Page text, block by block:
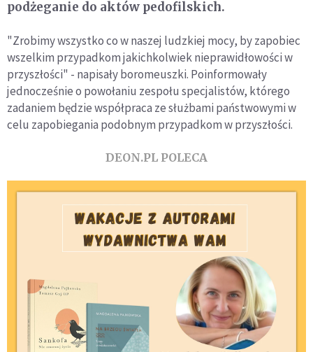
podżeganie do aktów pedofilskich.
"Zrobimy wszystko co w naszej ludzkiej mocy, by zapobiec
wszelkim przypadkom jakichkolwiek nieprawidłowości w
przyszłości" - napisały boromeuszki. Poinformowały
jednocześnie o powołaniu zespołu specjalistów, którego
zadaniem będzie współpraca ze służbami państwowymi w
celu zapobiegania podobnym przypadkom w przyszłości.
DEON.PL POLECA